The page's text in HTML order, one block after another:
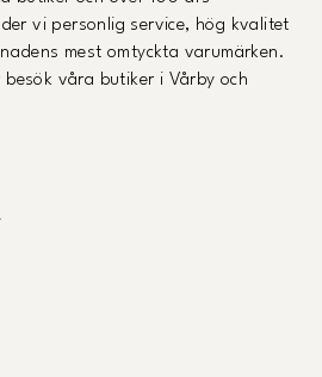
vi personlig service, hög kvalitet
mest omtyckta varumärken.
besök våra butiker i Vårby och